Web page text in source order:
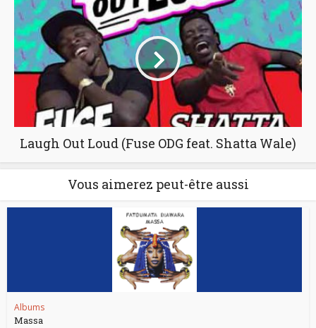
Laugh Out Loud (Fuse ODG feat. Shatta Wale)
Vous aimerez peut-être aussi
Albums
Massa